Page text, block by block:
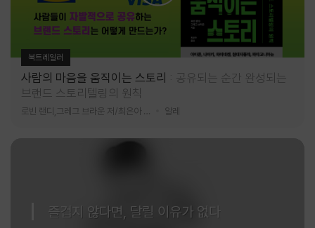
북트레일러
사람의 마음을 움직이는 스토리
공유되는 순간 완성되는
브랜드 스토리텔링의 원칙
알레
즐겁지 않다면, 달릴 이유가 없다